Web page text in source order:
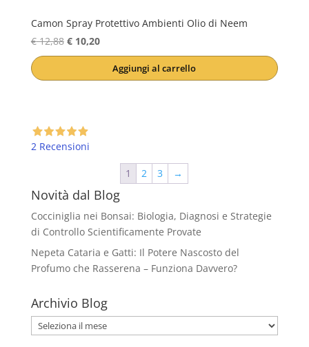
Camon Spray Protettivo Ambienti Olio di Neem
€12,88 Il
prezzo
€10,20Il
prezzo
attuale
Aggiungi al carrello
2 Recensioni
1 2 3 →
Novità dal Blog
Cocciniglia nei Bonsai: Biologia, Diagnosi e Strategie
di Controllo Scientificamente Provate
Nepeta Cataria e Gatti: Il Potere Nascosto del
Profumo che Rasserena – Funziona Davvero?
Archivio Blog
Archivio
Blog